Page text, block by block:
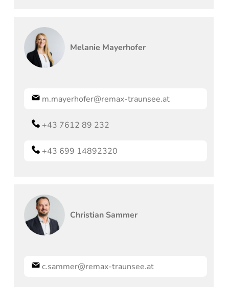
Melanie Mayerhofer
m.mayerhofer@remax-traunsee.at
+43 7612 89 232
+43 699 14892320
Christian Sammer
c.sammer@remax-traunsee.at